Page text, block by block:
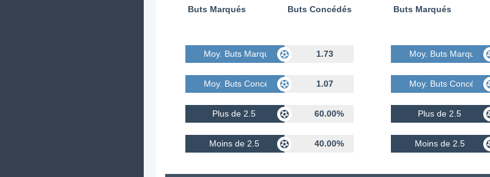
Buts Marqués Buts Concédés
Moy. Buts Marqués 1.73
Moy. Buts Concédés 1.07
Plus de 2.5 60.00%
Moins de 2.5 40.00%
Buts Marqués
Moy. Buts Marqués
Moy. Buts Concédés
Plus de 2.5
Moins de 2.5